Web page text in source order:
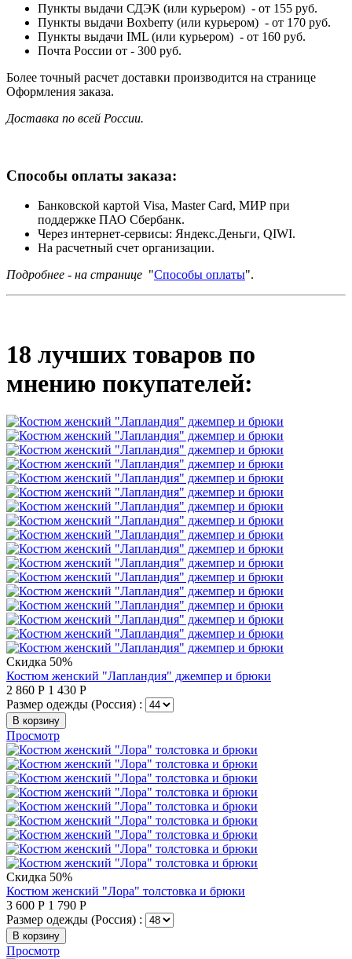
Пункты выдачи СДЭК (или курьером) - от 155 руб.
Пункты выдачи Boxberry (или курьером) - от 170 руб.
Пункты выдачи IML (или курьером) - от 160 руб.
Почта России от - 300 руб.
Более точный расчет доставки производится на странице
Оформления заказа.
Доставка по всей России.
Способы оплаты заказа:
Банковской картой Visa, Master Card, МИР при
поддержке ПАО Сбербанк.
Через интернет-сервисы: Яндекс.Деньги, QIWI.
На расчетный счет организации.
Подробнее - на странице "Способы оплаты".
18 лучших товаров по
мнению покупателей:
Скидка 50%
Костюм женский "Лапландия" джемпер и брюки
2 860 Р 1 430 Р
Размер одежды (Россия) :
В корзину
Просмотр
Скидка 50%
Костюм женский "Лора" толстовка и брюки
3 600 Р 1 790 Р
Размер одежды (Россия) :
В корзину
Просмотр